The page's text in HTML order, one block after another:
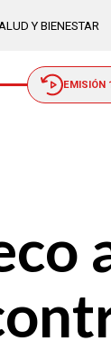
Y BIENESTAR
EMISIÓN